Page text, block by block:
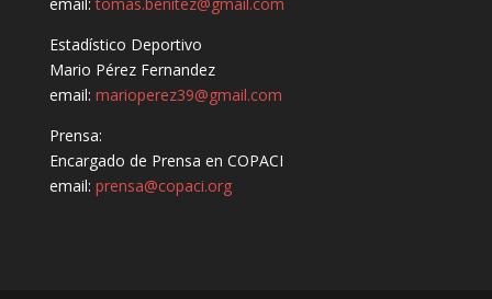
Estadístico Deportivo
Mario Pérez Fernandez
email: marioperez39@gmail.com
Prensa:
Encargado de Prensa en COPACI
email: prensa@copaci.org